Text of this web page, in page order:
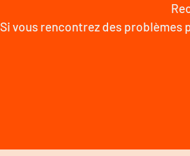
Si vous rencontrez des problèmes